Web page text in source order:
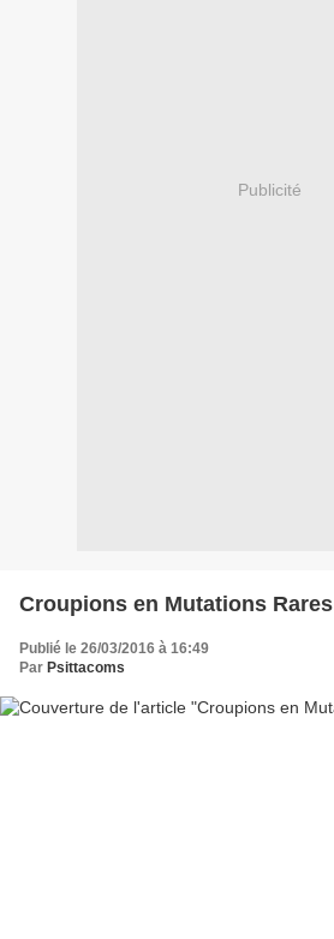
Publicité
Croupions en Mutations Rares
Publié le 26/03/2016 à 16:49
Par Psittacoms